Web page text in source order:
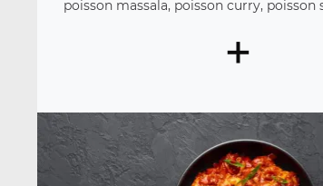
poisson massala, poisson curry, poisson
+